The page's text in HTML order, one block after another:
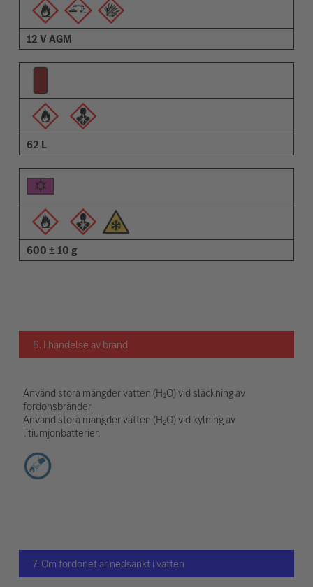
12 V AGM
62 L
600 ± 10 g
6. I händelse av brand
Använd stora mängder vatten (H₂O) vid släckning av
fordonsbränder.
Använd stora mängder vatten (H₂O) vid kylning av
litiumjonbatterier.
7. Om fordonet är nedsänkt i vatten